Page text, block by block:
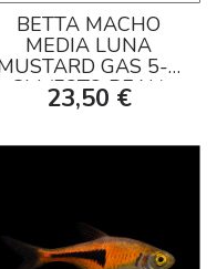
BETTA MACHO
MEDIA LUNA
GAS 5-6
CM (FOTO REAL)
23,50 €